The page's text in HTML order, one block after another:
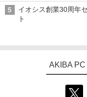
イオシス創業30周年
ト
AKIBA